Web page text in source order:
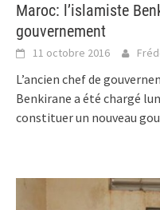
Maroc: l’islamiste
gouvernement
11 octobre 2016
L’ancien chef de
Benkirane a été chargé
constituer un nouveau